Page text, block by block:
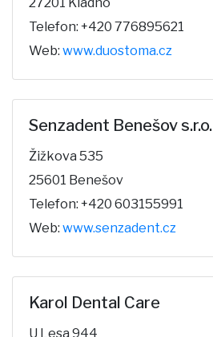
Telefon: +420 776895621
Web: www.duostoma.cz
Senzadent Benešov s.r.o.
Žižkova 535
25601 Benešov
Telefon: +420 603155991
Web: www.senzadent.cz
Karol Dental Care
U Lesa 944